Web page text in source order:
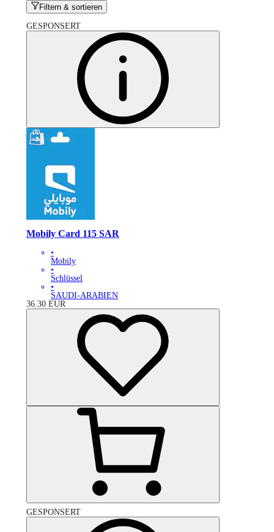
Filtern & sortieren
GESPONSERT
Mobily Card 115 SAR
•
Mobily
•
Schlüssel
•
SAUDI-ARABIEN
36.30 EUR
GESPONSERT